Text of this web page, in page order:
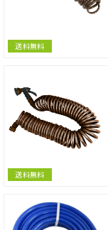
送料無料
送料無料